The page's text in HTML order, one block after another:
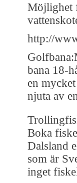
Möjlighet
http://
bana 18-
en
njuta av
Boka
Dalsland
som är
inget